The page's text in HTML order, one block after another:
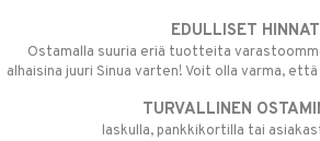
EDULLISET HINNAT
Ostamalla suuria eriä tuotteita
alhaisina juuri Sinua varten! Voit olla varma,
TURVALLINEN
laskulla, pankkikortilla tai